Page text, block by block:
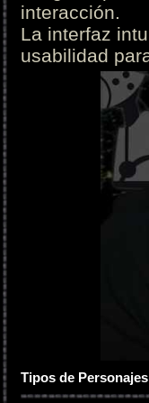
interacción.
La interfaz
usabilidad
Tipos de